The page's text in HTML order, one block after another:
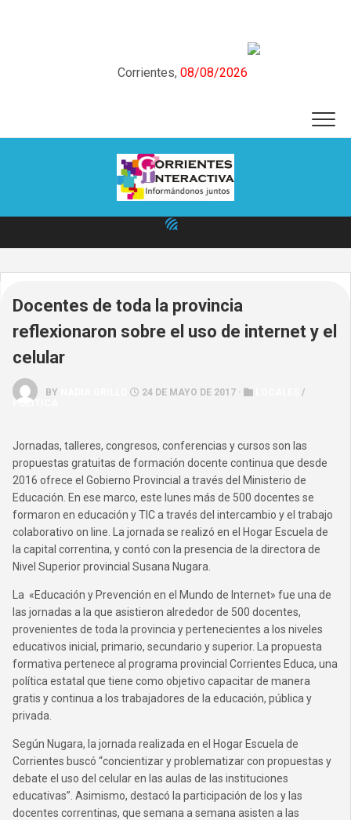
Corrientes, 08/08/2026
Docentes de toda la provincia
reflexionaron sobre el uso de internet y el
celular
BY 24 DE MAYO DE 2017 ·
/
POLÍTICA
Jornadas, talleres, congresos, conferencias y cursos son las
propuestas gratuitas de formación docente continua que desde
2016 ofrece el Gobierno Provincial a través del Ministerio de
Educación. En ese marco, este lunes más de 500 docentes se
formaron en educación y TIC a través del intercambio y el trabajo
colaborativo on line. La jornada se realizó en el Hogar Escuela de
la capital correntina, y contó con la presencia de la directora de
Nivel Superior provincial Susana Nugara.
La «Educación y Prevención en el Mundo de Internet» fue una de
las jornadas a la que asistieron alrededor de 500 docentes,
provenientes de toda la provincia y pertenecientes a los niveles
educativos inicial, primario, secundario y superior. La propuesta
formativa pertenece al programa provincial Corrientes Educa, una
política estatal que tiene como objetivo capacitar de manera
gratis y continua a los trabajadores de la educación, pública y
privada.
Según Nugara, la jornada realizada en el Hogar Escuela de
Corrientes buscó “concientizar y problematizar con propuestas y
debate el uso del celular en las aulas de las instituciones
educativas”. Asimismo, destacó la participación de los y las
docentes correntinas, que semana a semana asisten a las